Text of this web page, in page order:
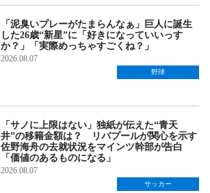
「泥臭いプレーがたまらんなぁ」巨人に誕生
した26歳“新星”に「好きになっていいっす
か？」「実際めっちゃすごくね？」
2026.08.07
野球
「サノに上限はない」独紙が伝えた“青天
井”の移籍金額は？ リバプールが関心を示す
佐野海舟の去就状況をマインツ幹部が告白
「価値のあるものになる」
2026.08.07
サッカー